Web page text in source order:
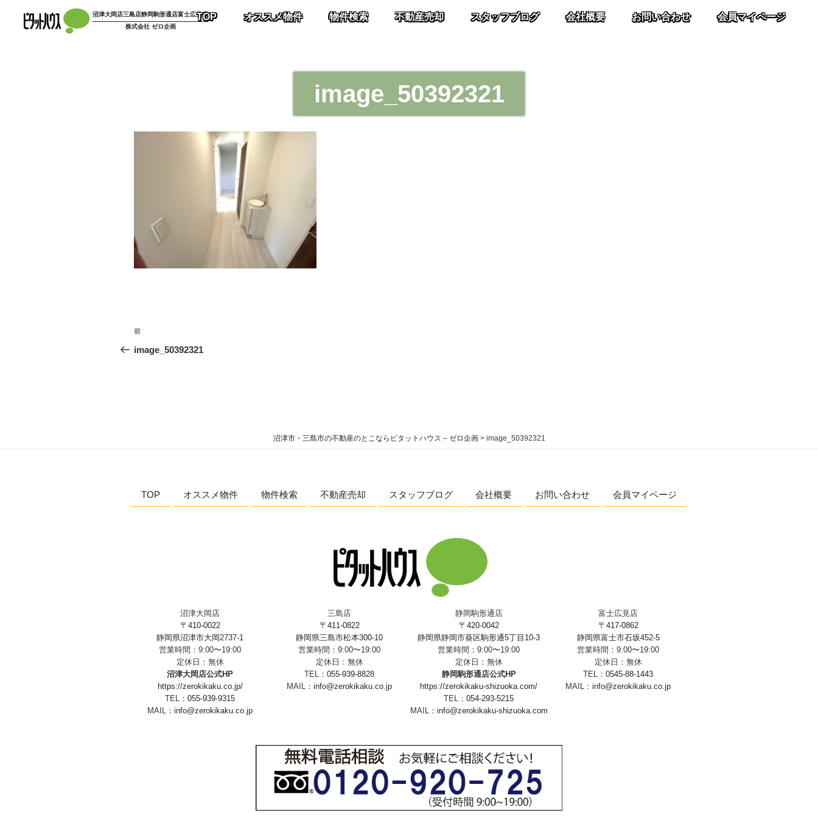
沼津大岡店三島店静岡駒形通店富士広見店
株式会社 ゼロ企画
TOP オススメ物件 物件検索 不動産売却 スタッフブログ 会社概要 お問い合わせ 会員マイページ
image_50392321
投
稿
ン
過
去
前
image_50392321
沼津市・三島市の不動産のとこならピタットハウス – ゼロ企画> image_50392321
TOP オススメ物件 物件検索 不動産売却 スタッフブログ 会社概要 お問い合わせ 会員マイページ
沼津大岡店
〒410-0022
静岡県沼津市大岡2737-1
営業時間：9:00〜19:00
定休日：無休
沼津大岡店公式HP
https://zerokikaku.co.jp/
TEL： 055-939-9315
MAIL： info@zerokikaku.co.jp
三島店
〒411-0822
静岡県三島市松本300-10
営業時間：9:00〜19:00
定休日：無休
TEL： 055-939-8828
MAIL： info@zerokikaku.co.jp
静岡駒形通店
〒420-0042
静岡県静岡市葵区駒形通5丁目10-3
営業時間：9:00〜19:00
定休日：無休
静岡駒形通店公式HP
https://zerokikaku-shizuoka.com/
TEL： 054-293-5215
MAIL： info@zerokikaku-shizuoka.com
富士広見店
〒417-0862
静岡県富士市石坂452-5
営業時間：9:00〜19:00
定休日：無休
TEL： 0545-88-1443
MAIL： info@zerokikaku.co.jp